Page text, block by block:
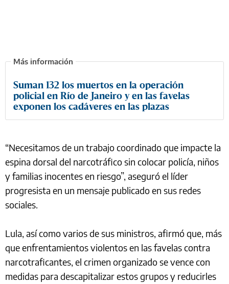
Suman 132 los muertos en la operación
policial en Río de Janeiro y en las favelas
exponen los cadáveres en las plazas
“Necesitamos de un trabajo coordinado que impacte la
espina dorsal del narcotráfico sin colocar policía, niños
y familias inocentes en riesgo”, aseguró el líder
progresista en un mensaje publicado en sus redes
sociales.
Lula, así como varios de sus ministros, afirmó que, más
que enfrentamientos violentos en las favelas contra
narcotraficantes, el crimen organizado se vence con
medidas para descapitalizar estos grupos y reducirles